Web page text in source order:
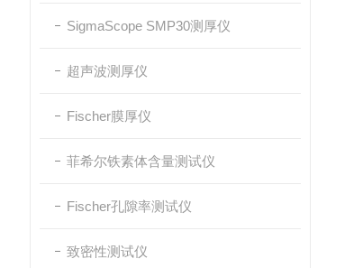
SigmaScope SMP30测厚仪
超声波测厚仪
Fischer膜厚仪
菲希尔铁素体含量测试仪
Fischer孔隙率测试仪
致密性测试仪